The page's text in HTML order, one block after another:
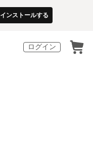
インストールする
ログイン